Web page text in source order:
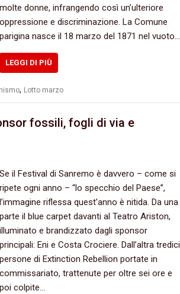
molte donne, infrangendo così un’ulteriore
oppressione e discriminazione. La Comune
parigina nasce il 18 marzo del 1871 nel vuoto…
LEGGI DI PIÙ
, Lotto marzo
fossili, fogli di via e
Se il Festival di Sanremo è davvero – come si
ripete ogni anno – “lo specchio del Paese”,
l’immagine riflessa quest’anno è nitida. Da una
parte il blue carpet davanti al Teatro Ariston,
illuminato e brandizzato dagli sponsor
principali: Eni e Costa Crociere. Dall’altra tredici
persone di Extinction Rebellion portate in
commissariato, trattenute per oltre sei ore e
poi colpite…